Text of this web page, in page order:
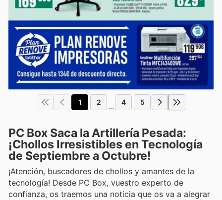
1 2 ... 4 5
PC Box Saca la Artillería Pesada:
¡Chollos Irresistibles en Tecnología
de Septiembre a Octubre!
¡Atención, buscadores de chollos y amantes de la
tecnología! Desde PC Box, vuestro experto de
confianza, os traemos una noticia que os va a alegrar